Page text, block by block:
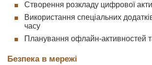
Створення розкладу цифрової
Використання спеціальних
часу
Планування офлайн-активностей
Безпека в мережі